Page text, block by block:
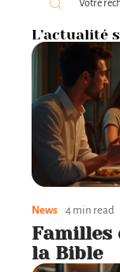
L’actualité
News 4 min read
Familles
la Bible